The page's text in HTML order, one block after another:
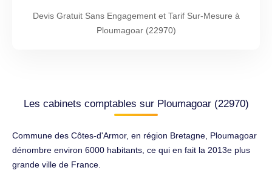
Devis Gratuit Sans Engagement et Tarif Sur-Mesure à
Ploumagoar (22970)
Les cabinets comptables sur Ploumagoar (22970)
Commune des Côtes-d'Armor, en région Bretagne, Ploumagoar
dénombre environ 6000 habitants, ce qui en fait la 2013e plus
grande ville de France.